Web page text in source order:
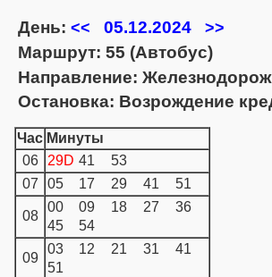
День: << 05.12.2024 >>
Маршрут: 55 (Автобус)
Направление:
Остановка: Возрождение
Час Минуты
06
29D 41
53
07
05 17 29 41 51
08
00 09 18 27
36
45
54
09
03 12 21 31
41
51